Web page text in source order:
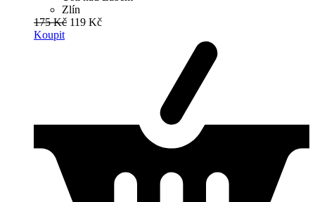
Zlín
175 Kč 119 Kč
Koupit